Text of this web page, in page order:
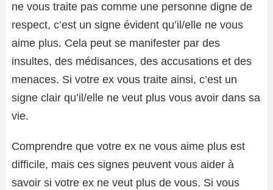
ne vous traite pas comme une personne digne de
respect, c’est un signe évident qu’il/elle ne vous
aime plus. Cela peut se manifester par des
insultes, des médisances, des accusations et des
menaces. Si votre ex vous traite ainsi, c’est un
signe clair qu’il/elle ne veut plus vous avoir dans sa
vie.
Comprendre que votre ex ne vous aime plus est
difficile, mais ces signes peuvent vous aider à
savoir si votre ex ne veut plus de vous. Si vous